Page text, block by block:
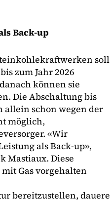
Back-up
soll
zum Jahr 2026
können sie
Die Abschaltung bis
allein schon wegen der
möglich,
«Wir
als Back-up»,
Mastiaux. Diese
Gas vorgehalten
bereitzustellen, dauere